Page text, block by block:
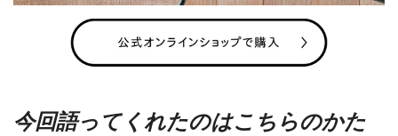
今回語ってくれたのはこちらのかた